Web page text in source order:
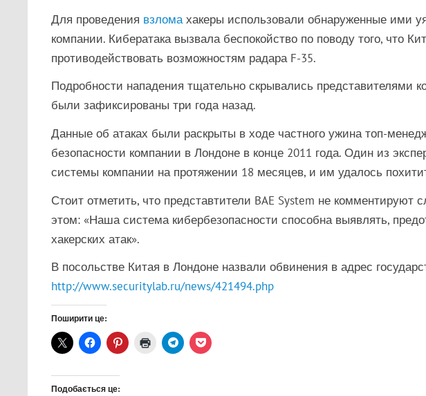
Для проведения взломахакеры использовали обнаруженные ими
компании. Кибератака вызвала беспокойство по поводу того, что
противодействовать возможностям радара F-35.
Подробности нападения тщательно скрывались представителями
были зафиксированы три года назад.
Данные об атаках были раскрыты в ходе частного ужина топ-
безопасности компании в Лондоне в конце 2011 года. Один из
системы компании на протяжении 18 месяцев, и им удалось
Стоит отметить, что представтители BAE System не
этом: «Наша система кибербезопасности способна выявлять,
хакерских атак».
В посольстве Китая в Лондоне назвали обвинения в адрес
http://www.securitylab.ru/news/421494.php
Поширити це:
Подобається це: